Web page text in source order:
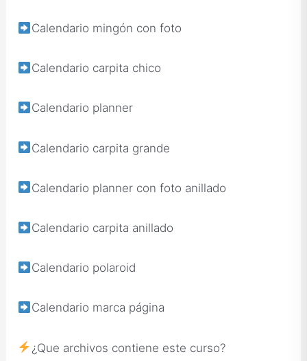
Calendario mingón con foto
Calendario carpita chico
Calendario planner
Calendario carpita grande
Calendario planner con foto anillado
Calendario carpita anillado
Calendario polaroid
Calendario marca página
¿Que archivos contiene este curso?